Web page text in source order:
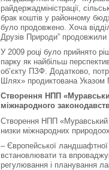
райдержадміністрації,
брак коштів у районному
було продовжено. Хоча
Друзів Природи”
У 2009 році було прийнято
парку як найбільш
об’єкту ПЗФ. Додатково,
Шлях» продиктована Указом
Створення НПП
міжнародного
Створення НПП «Муравський
низки міжнародних
– Європейської ландшафтної
встановлювати та
регулювання і планування